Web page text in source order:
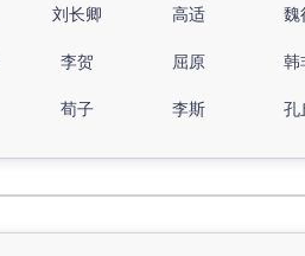
刘长卿 高适 魏
李贺 屈原 韩
荀子 李斯 孔